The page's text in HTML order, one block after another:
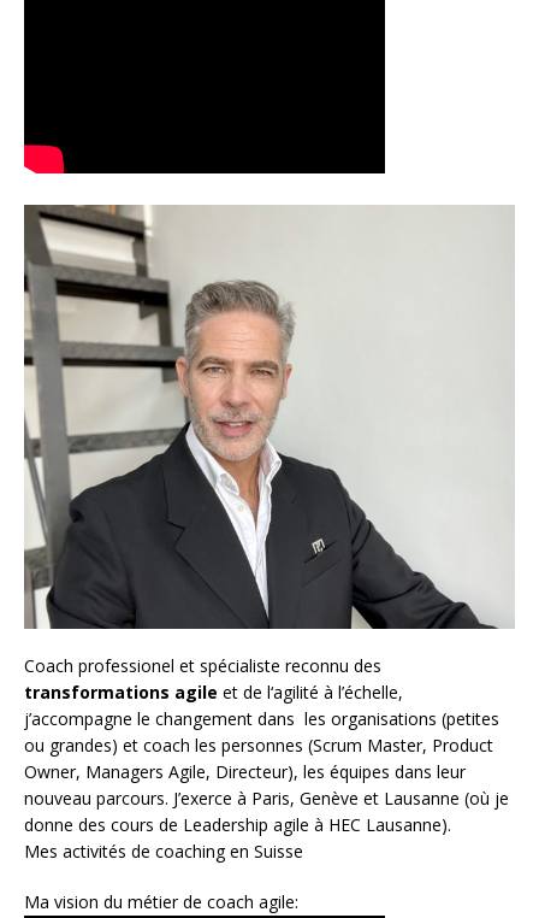
Coach professionel et spécialiste reconnu des
transformations agile et de l‘agilité à l’échelle,
j’accompagne le changement dans les organisations (petites
ou grandes) et coach les personnes (Scrum Master, Product
Owner, Managers Agile, Directeur), les équipes dans leur
nouveau parcours. J’exerce à Paris, Genève et Lausanne (où je
donne des cours de Leadership agile à HEC Lausanne).
Mes activités de coaching en Suisse
Ma vision du métier de coach agile: